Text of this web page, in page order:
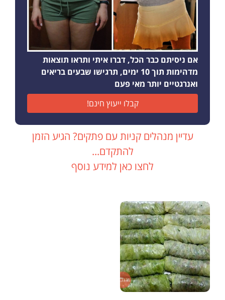
אם ניסיתם כבר הכל, דברו איתי ותראו תוצאות
מדהימות תוך 10 ימים, תרגישו שבעים בריאים
ואנרגטיים יותר מאי פעם
קבלו ייעוץ חינם!
עדיין מנהלים קניות עם פתקים? הגיע הזמן
להתקדם...
לחצו כאן למידע נוסף